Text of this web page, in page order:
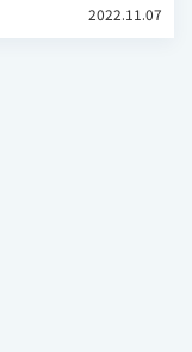
2022.11.07